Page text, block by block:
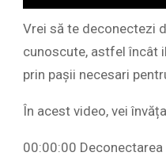
Vrei să te deconectezi
cunoscute, astfel încât
prin pașii necesari
În acest video, vei
00:00:00 Deconectarea